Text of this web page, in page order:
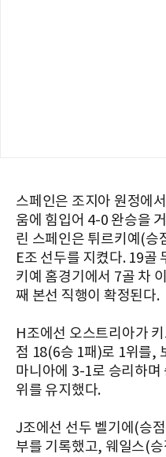
스페인은 조지아 원정에
움에 힘입어 4-0 완승을
린 스페인은 튀르키예(승
E조 선두를 지켰다. 19골
키예 홈경기에서 7골 차
째 본선 직행이 확정된다.
H조에선 오스트리아가
점 18(6승 1패)로 1위를,
마니아에 3-1로 승리하
위를 유지했다.
J조에선 선두 벨기에(승
부를 기록했고, 웨일스(